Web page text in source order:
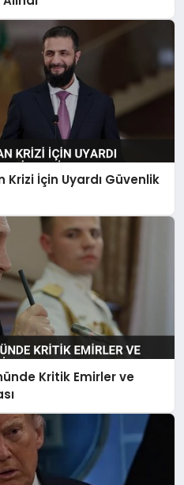
Krizi İçin Uyardı Güvenlik
Kritik Emirler ve